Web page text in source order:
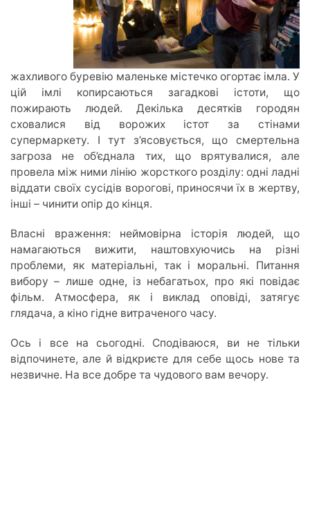
жахливого буревію маленьке містечко огортає імла. У
цій імлі копирсаються загадкові істоти, що
пожирають людей. Декілька десятків городян
сховалися від ворожих істот за стінами
супермаркету. І тут з’ясовується, що смертельна
загроза не об’єднала тих, що врятувалися, але
провела між ними лінію жорсткого розділу: одні ладні
віддати своїх сусідів ворогові, приносячи їх в жертву,
інші – чинити опір до кінця.
Власні враження: неймовірна історія людей, що
намагаються вижити, наштовхуючись на різні
проблеми, як матеріальні, так і моральні. Питання
вибору – лише одне, із небагатьох, про які повідає
фільм. Атмосфера, як і виклад оповіді, затягує
глядача, а кіно гідне витраченого часу.
Ось і все на сьогодні. Сподіваюся, ви не тільки
відпочинете, але й відкриєте для себе щось нове та
незвичне. На все добре та чудового вам вечору.